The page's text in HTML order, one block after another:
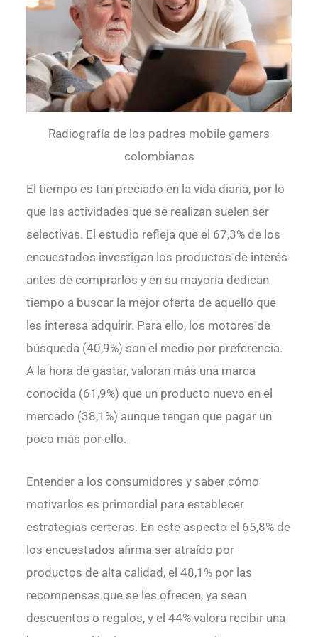
Radiografía de los padres mobile gamers
colombianos
El tiempo es tan preciado en la vida diaria, por lo
que las actividades que se realizan suelen ser
selectivas. El estudio refleja que el 67,3% de los
encuestados investigan los productos de interés
antes de comprarlos y en su mayoría dedican
tiempo a buscar la mejor oferta de aquello que
les interesa adquirir. Para ello, los motores de
búsqueda (40,9%) son el medio por preferencia.
A la hora de gastar, valoran más una marca
conocida (61,9%) que un producto nuevo en el
mercado (38,1%) aunque tengan que pagar un
poco más por ello.
Entender a los consumidores y saber cómo
motivarlos es primordial para establecer
estrategias certeras. En este aspecto el 65,8% de
los encuestados afirma ser atraído por
productos de alta calidad, el 48,1% por las
recompensas que se les ofrecen, ya sean
descuentos o regalos, y el 44% valora recibir una